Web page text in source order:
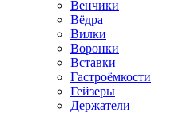
Венчики
Вёдра
Вилки
Воронки
Вставки
Гастроёмкости
Гейзеры
Держатели